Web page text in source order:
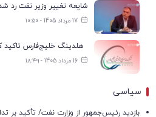
17 مرداد 1405 - ۱۰:۵۰
16 مرداد 1405 - ۱۸:۴۹
سیاسی
بازدید رئیس‌جمهور از وزارت نفت/ تأکید بر